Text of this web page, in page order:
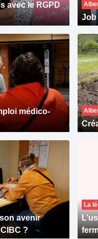
avec le RGPD
Job
médico-
avenir
?
La